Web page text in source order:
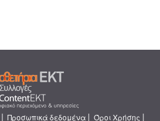
| Προσωπικά δεδομένα | Όροι Χρήσης |